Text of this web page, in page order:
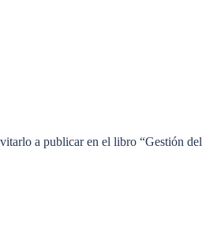
a publicar en el libro “Gestión del